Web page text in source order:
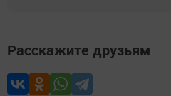
Расскажите друзьям